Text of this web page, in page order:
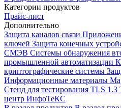
Категории продуктов
Прайс-лист
Дополнительно
Защита каналов связи
ключей Защита конечных
СМЭВ Системы обнаружения
промышленной автоматизации
криптографические системы
Информационные материалы
Стенд для тестирования TLS 1.3
центр ИнфоТеКС